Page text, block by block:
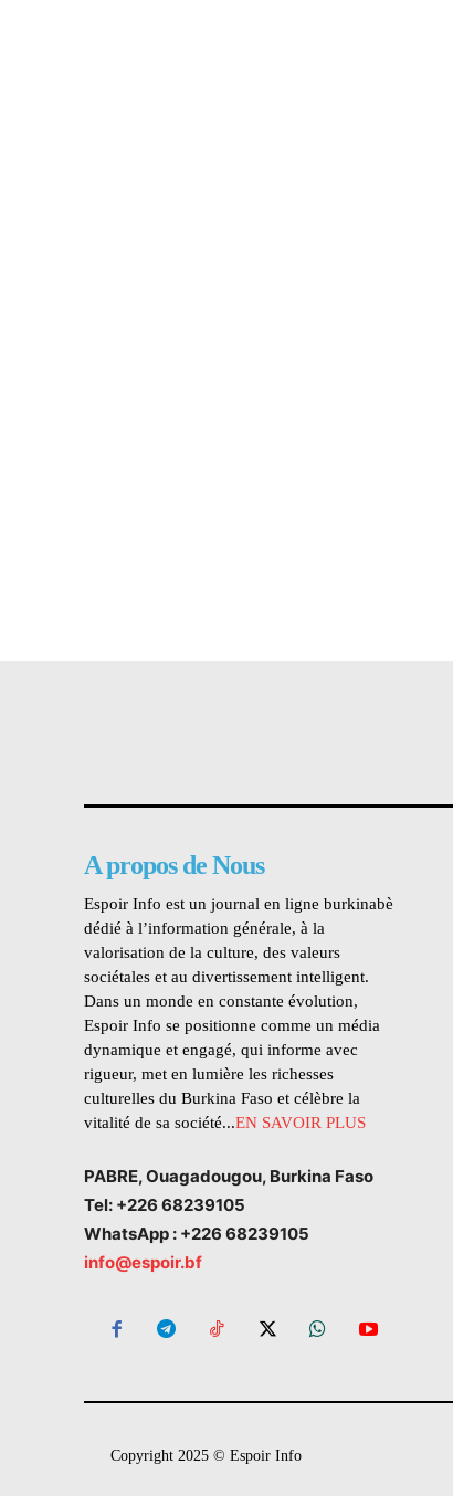
A propos de Nous
Espoir Info est un journal en ligne burkinabè
dédié à l’information générale, à la
valorisation de la culture, des valeurs
sociétales et au divertissement intelligent.
Dans un monde en constante évolution,
Espoir Info se positionne comme un média
dynamique et engagé, qui informe avec
rigueur, met en lumière les richesses
culturelles du Burkina Faso et célèbre la
vitalité de sa société...EN SAVOIR PLUS
PABRE, Ouagadougou, Burkina Faso
Tel: +226 68239105
WhatsApp : +226 68239105
info@espoir.bf
Copyright 2025 © Espoir Info